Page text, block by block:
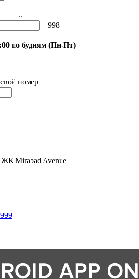
+ 998
по будням (Пн-Пт)
номер
ЖК Mirabad Avenue